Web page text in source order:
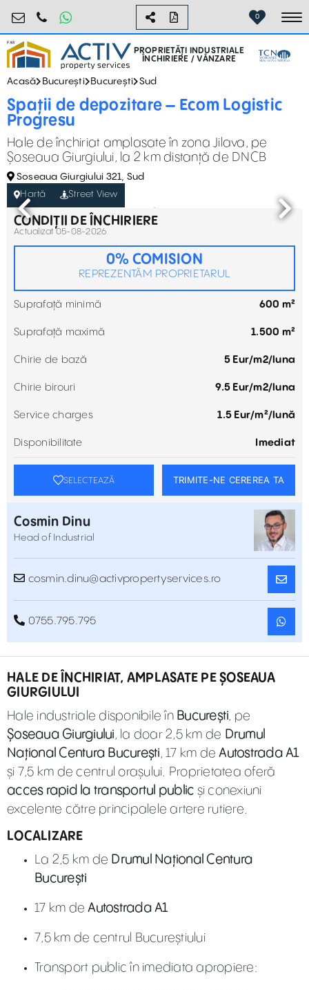
industrial@activpropertyservices.ro
0755.795.795 0
PROPRIETĂȚI INDUSTRIALE
ÎNCHIRIERE / VÂNZARE
Acasă București București Sud
Spații de depozitare – Ecom Logistic
Progresu
Hale de închiriat amplasate în zona Jilava, pe
Șoseaua Giurgiului, la 2 km distanță de DNCB
Soseaua Giurgiului 321, Sud
Hartă
Street View
CONDIȚII DE ÎNCHIRIERE
Actualizat 05-08-2026
0% COMISION
REPREZENTĂM PROPRIETARUL
Suprafață minimă 600 m²
Suprafață maximă 1.500 m²
Chirie de bază 5 Eur/m2/luna
Chirie birouri 9.5 Eur/m2/luna
Service charges 1.5 Eur/m²/lună
Disponibilitate Imediat
SELECTEAZĂ TRIMITE-NE CEREREA TA
Cosmin Dinu
Head of Industrial
cosmin.dinu@activpropertyservices.ro
0755.795.795
HALE DE ÎNCHIRIAT, AMPLASATE PE ȘOSEAUA
GIURGIULUI
Hale industriale disponibile în București, pe
Șoseaua Giurgiului, la doar 2,5 km de Drumul
Național Centura București, 17 km deAutostrada A1
și 7,5 km de centrul orașului. Proprietatea oferă
acces rapid la transportul public și conexiuni
excelente către principalele artere rutiere.
LOCALIZARE
La 2,5 km de Drumul Național Centura
București
17 km deAutostrada A1
7,5 km de centrul Bucureștiului
Transport public în imediata apropiere: